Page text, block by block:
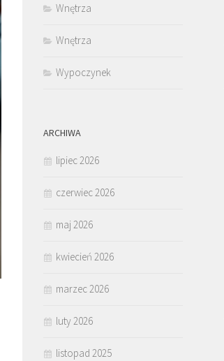
Wnętrza
Wnętrza
Wypoczynek
ARCHIWA
lipiec 2026
czerwiec 2026
maj 2026
kwiecień 2026
marzec 2026
luty 2026
listopad 2025